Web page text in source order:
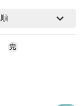
完